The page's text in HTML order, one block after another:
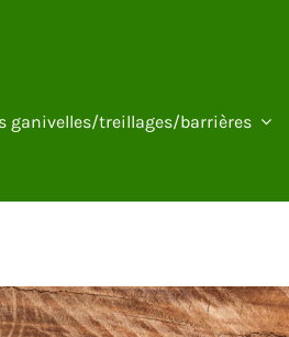
ganivelles/treillages/barrières